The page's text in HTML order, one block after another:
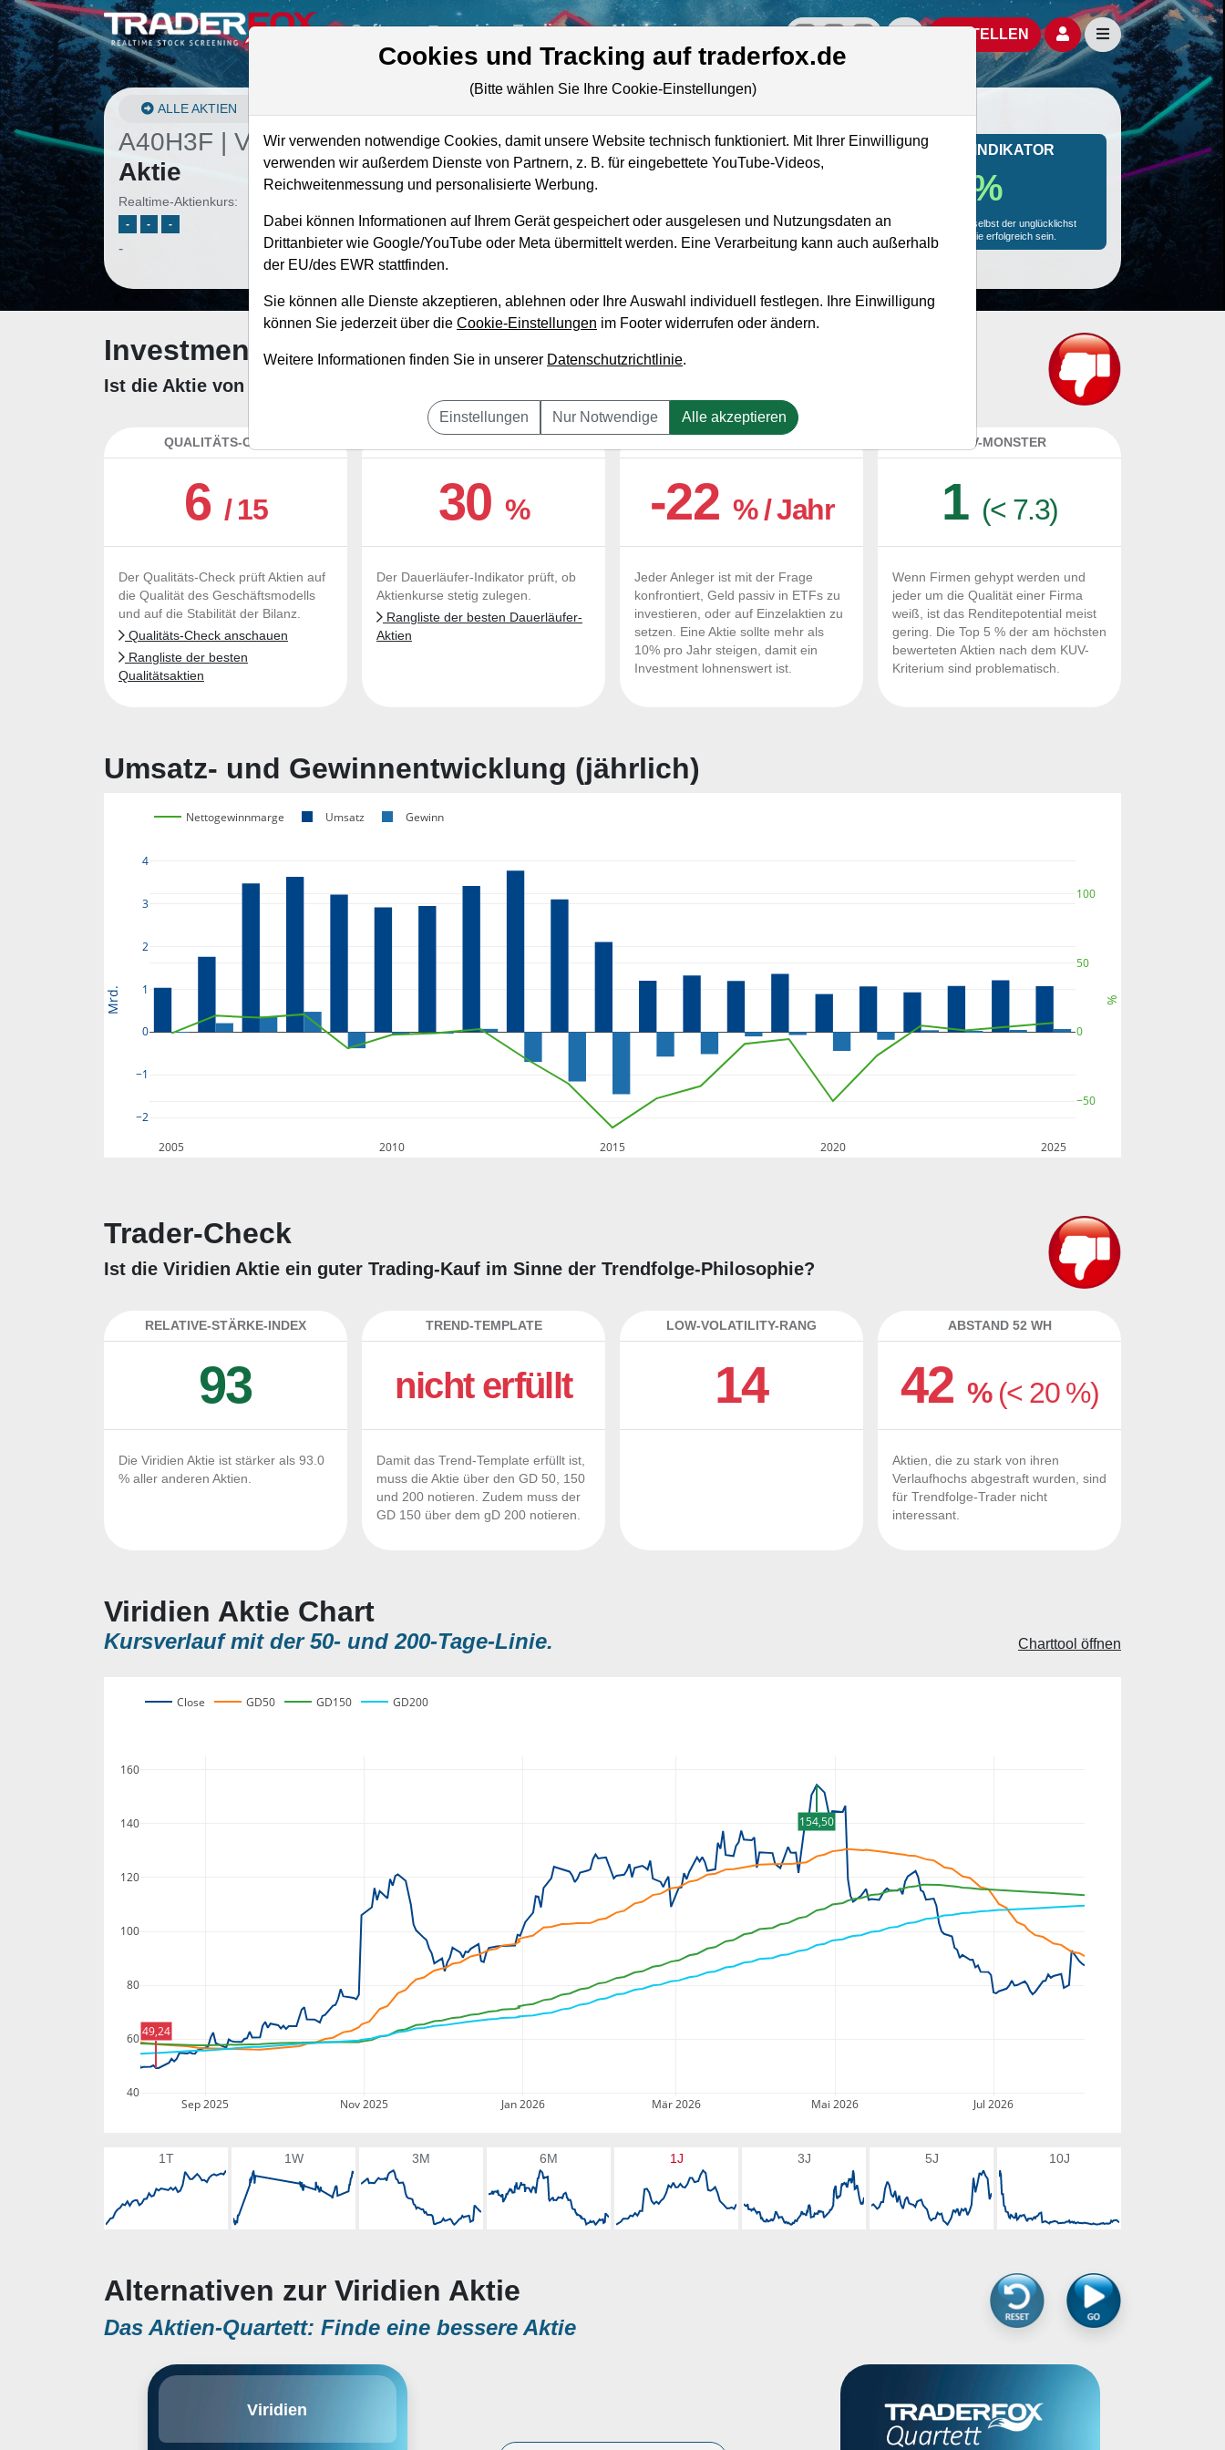
Software Live-Trading Akademie offizielle Social Media-AccountsAktien- und Artikelsuche öffnen
BESTELLEN Seitennavigation
ALLE AKTIEN
A40H3F | VIRI–Viridien
Aktie
Realtime-Aktienkurs:
- - -
-
Marktkapitalisierung 778,99 Mio. USD
Unternehmenswert
Umsatz 1,07 Mrd. USD
MONKEY-TRADER INDIKATOR
68.9 %
Mit 68.9 % Wahrscheinlichkeit wird selbst der unglücklichst
agierende Trader mit dieser Aktie erfolgreich sein.
Investment-Check: Kaufempfehlung?
Ist die Aktie von Viridien zum Kaufen und Liegenlassen geeignet?
QUALITÄTS-CHECK
6 / 15
Der Qualitäts-Check prüft Aktien auf
die Qualität des Geschäftsmodells
und auf die Stabilität der Bilanz.
Qualitäts-Check anschauen
Rangliste der besten
Qualitätsaktien
30 %
Der Dauerläufer-Indikator prüft, ob
Aktienkurse stetig zulegen.
Rangliste der besten Dauerläufer-
Aktien
-22 % / Jahr
Jeder Anleger ist mit der Frage
konfrontiert, Geld passiv in ETFs zu
investieren, oder auf Einzelaktien zu
setzen. Eine Aktie sollte mehr als
10% pro Jahr steigen, damit ein
Investment lohnenswert ist.
KUV-MONSTER
1 (< 7.3)
Wenn Firmen gehypt werden und
jeder um die Qualität einer Firma
weiß, ist das Renditepotential meist
gering. Die Top 5 % der am höchsten
bewerteten Aktien nach dem KUV-
Kriterium sind problematisch.
Umsatz- und Gewinnentwicklung (jährlich)
2005 2010 2015 2020 2025
−2
−1
0
1
2
3
4
−50
0
50
100
Nettogewinnmarge Umsatz Gewinn
Mrd. %
Trader-Check
Ist die Viridien Aktie ein guter Trading-Kauf im Sinne der Trendfolge-Philosophie?
RELATIVE-STÄRKE-INDEX
93
Die Viridien Aktie ist stärker als 93.0
% aller anderen Aktien.
TREND-TEMPLATE
nicht erfüllt
Damit das Trend-Template erfüllt ist,
muss die Aktie über den GD 50, 150
und 200 notieren. Zudem muss der
GD 150 über dem gD 200 notieren.
LOW-VOLATILITY-RANG
14
ABSTAND 52 WH
42% (< 20 %)
Aktien, die zu stark von ihren
Verlaufhochs abgestraft wurden, sind
für Trendfolge-Trader nicht
interessant.
Viridien Aktie Chart
Kursverlauf mit der 50- und 200-Tage-Linie. Charttool öffnen
Sep 2025 Nov 2025 Jan 2026 Mär 2026 Mai 2026 Jul 2026
40
60
80
100
120
140
160
Close GD50 GD150 GD200
154,50
49,24
1T 1W 3M 6M 1J 3J 5J 10J
Alternativen zur Viridien Aktie
Das Aktien-Quartett: Finde eine bessere Aktie
Viridien
and HPC provider, which delivers
solutions in Earth science, data
Cookies und Tracking auf traderfox.de
(Bitte wählen Sie Ihre Cookie-Einstellungen)
Wir verwenden notwendige Cookies, damit unsere Website technisch funktioniert. Mit Ihrer Einwilligung
verwenden wir außerdem Dienste von Partnern, z. B. für eingebettete YouTube-Videos,
Reichweitenmessung und personalisierte Werbung.
Dabei können Informationen auf Ihrem Gerät gespeichert oder ausgelesen und Nutzungsdaten an
Drittanbieter wie Google/YouTube oder Meta übermittelt werden. Eine Verarbeitung kann auch außerhalb
der EU/des EWR stattfinden.
Sie können alle Dienste akzeptieren, ablehnen oder Ihre Auswahl individuell festlegen. Ihre Einwilligung
können Sie jederzeit über die Cookie-Einstellungen im Footer widerrufen oder ändern.
Weitere Informationen finden Sie in unserer Datenschutzrichtlinie.
Einstellungen Nur Notwendige Alle akzeptieren